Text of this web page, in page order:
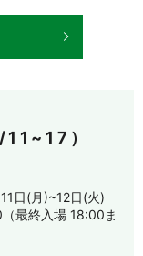
）
日(月)~12日(火)
最終入場 18:00ま